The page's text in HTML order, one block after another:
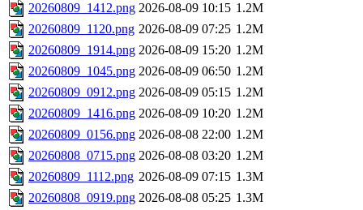
20260809_1412.png 2026-08-09 10:15 1.2M
20260809_1120.png 2026-08-09 07:25 1.2M
20260809_1914.png 2026-08-09 15:20 1.2M
20260809_1045.png 2026-08-09 06:50 1.2M
20260809_0912.png 2026-08-09 05:15 1.2M
20260809_1416.png 2026-08-09 10:20 1.2M
20260809_0156.png 2026-08-08 22:00 1.2M
20260808_0715.png 2026-08-08 03:20 1.2M
20260809_1112.png 2026-08-09 07:15 1.3M
20260808_0919.png 2026-08-08 05:25 1.3M